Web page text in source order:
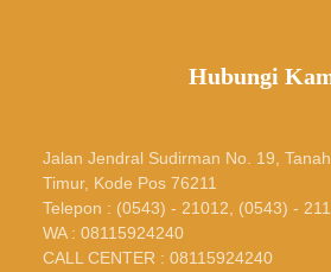
Hubungi
Jalan Jendral Sudirman No. 19,
Timur, Kode Pos 76211
Telepon : (0543) - 21012, (0543) -
WA : 08115924240
CALL CENTER : 08115924240